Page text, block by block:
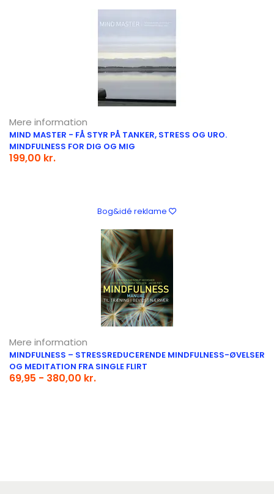
Mere information
MIND MASTER - FÅ STYR PÅ TANKER, STRESS OG URO.
MINDFULNESS FOR DIG OG MIG
199,00 kr.
Bog&idé reklame
Mere information
MINDFULNESS – STRESSREDUCERENDE MINDFULNESS-ØVELSER
OG MEDITATION FRA SINGLE FLIRT
69,95 - 380,00 kr.